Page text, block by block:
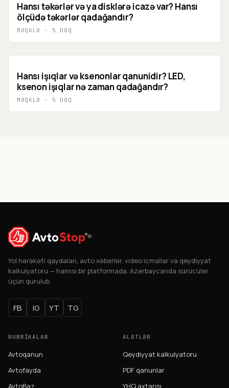
Hansı təkərlər və ya disklərə icazə var? Hansı
ölçüdə təkərlər qadağandır?
MƏQALƏ · 5 DƏQ
Hansı işıqlar və ksenonlar qanunidir? LED,
ksenon işıqlar nə zaman qadağandır?
MƏQALƏ · 5 DƏQ
®
Yol hərəkəti qaydaları, avto xəbərlər, video icmallar və qeydiyyat
kalkulyatoru — hamısı bir platformada. Azərbaycanda sürücülər
üçün qurulub.
FB IG YT TG
RUBRIKALAR
Avtoqanun
Avtofayda
ALƏTLƏR
Qeydiyyat kalkulyatoru
PDF qanunlar